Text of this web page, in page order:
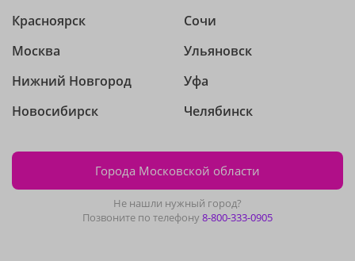
Красноярск
Москва
Нижний Новгород
Новосибирск
Сочи
Ульяновск
Уфа
Челябинск
Города Московской области
Не нашли нужный город?
Позвоните по телефону8-800-333-0905